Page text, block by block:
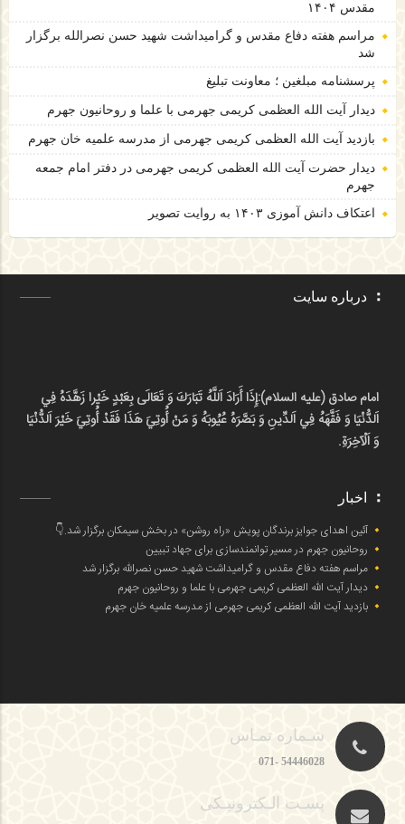
مقدس ۱۴۰۴
مراسم هفته دفاع مقدس و گرامیداشت شهید حسن نصرالله برگزار
شد
پرسشنامه مبلغین ؛ معاونت تبلیغ
دیدار آیت الله العظمی کریمی جهرمی با علما و روحانیون جهرم
بازدید آیت الله العظمی کریمی جهرمی از مدرسه علمیه خان جهرم
دیدار حضرت آیت الله العظمی کریمی جهرمی در دفتر امام جمعه
جهرم
اعتکاف دانش آموزی ۱۴۰۳ به روایت تصویر
درباره سایت
امام صادق (علیه السلام):إِذَا أَرَادَ اَللَّهُ تَبَارَكَ وَ تَعَالَى بِعَبْدٍ خَيْرا زَهَّدَهُ فِي
اَلدُّنْيَا وَ فَقَّهَهُ فِي اَلدِّينِ وَ بَصَّرَهُ عُيُوبَهُ وَ مَنْ أُوتِيَ هَذَا فَقَدْ أُوتِيَ خَيْرَ اَلدُّنْيَا
وَ اَلْآخِرَةِ.
اخبار
آئین اهدای جوایز برندگان پویش «راه روشن» در بخش سیمکان برگزار شد.👇
روحانیون جهرم در مسیر توانمندسازی برای جهاد تبیین
مراسم هفته دفاع مقدس و گرامیداشت شهید حسن نصرالله برگزار شد
دیدار آیت الله العظمی کریمی جهرمی با علما و روحانیون جهرم
بازدید آیت الله العظمی کریمی جهرمی از مدرسه علمیه خان جهرم
شـماره تمـاس
54446028 -071
پسـت الـکترونیـکی